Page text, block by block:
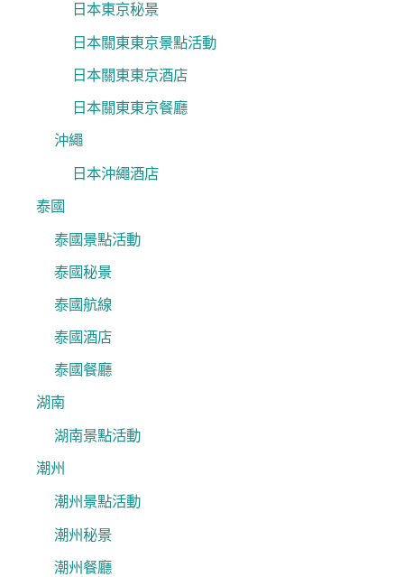
日本東京秘景
日本關東東京景點活動
日本關東東京酒店
日本關東東京餐廳
沖繩
日本沖繩酒店
泰國
泰國景點活動
泰國秘景
泰國航線
泰國酒店
泰國餐廳
湖南
湖南景點活動
潮州
潮州景點活動
潮州秘景
潮州餐廳